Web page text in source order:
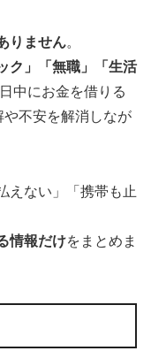
りません。
ク」「無職」「生活
日中にお金を借りる
や不安を解消しなが
えない」「携帯も止
情報だけをまとめま